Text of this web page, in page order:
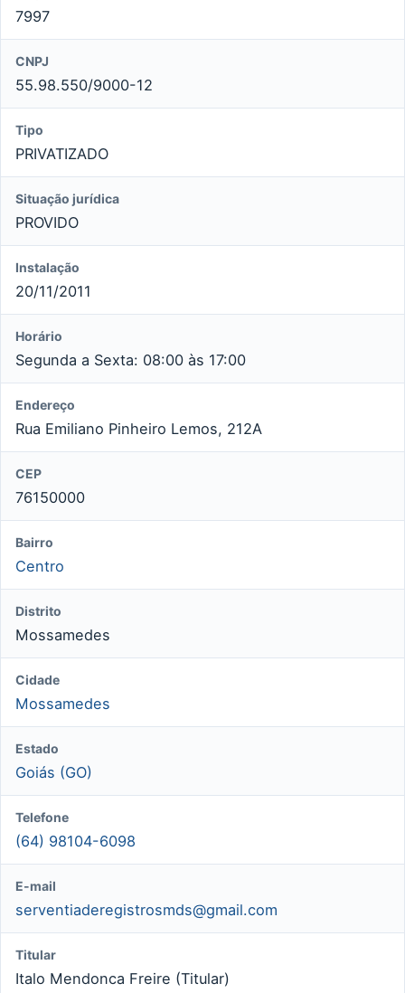
7997
CNPJ
55.98.550/9000-12
Tipo
PRIVATIZADO
Situação jurídica
PROVIDO
Instalação
20/11/2011
Horário
Segunda a Sexta: 08:00 às 17:00
Endereço
Rua Emiliano Pinheiro Lemos, 212A
CEP
76150000
Bairro
Centro
Distrito
Mossamedes
Cidade
Mossamedes
Estado
Goiás (GO)
Telefone
(64) 98104-6098
E-mail
serventiaderegistrosmds@gmail.com
Titular
Italo Mendonca Freire (Titular)